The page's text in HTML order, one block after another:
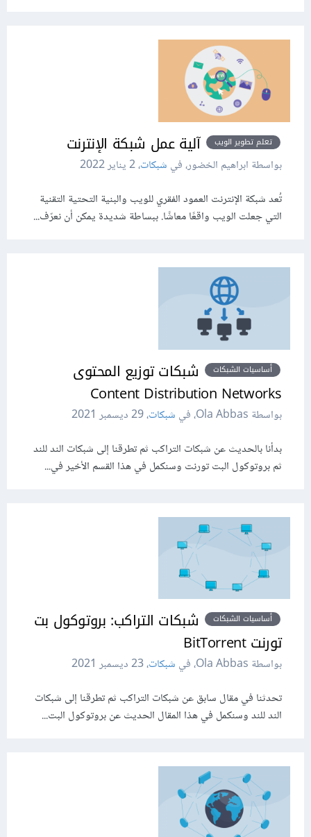
تعلم تطوير الويب آلية عمل شبكة الإنترنت
بواسطة ابراهيم الخضور، في شبكات،2 يناير 2022
تُعد شبكة الإنترنت العمود الفقري للويب والبنية التحتية التقنية
التي جعلت الويب واقعًا معاشًا. ببساطة شديدة يمكن أن نعرّف...
أساسيات الشبكات
شبكات توزيع المحتوى
Content Distribution Networks
بواسطة Ola Abbas، في شبكات،29 ديسمبر 2021
بدأنا بالحديث عن شبكات التراكب ثم تطرقنا إلى شبكات الند للند
ثم بروتوكول البت تورنت وسنكمل في هذا القسم الأخير في...
أساسيات الشبكات
شبكات التراكب: بروتوكول بت
تورنت BitTorrent
بواسطة Ola Abbas، في شبكات،23 ديسمبر 2021
تحدثنا في مقال سابق عن شبكات التراكب ثم تطرقنا إلى شبكات
الند للند وسنكمل في هذا المقال الحديث عن بروتوكول البت...